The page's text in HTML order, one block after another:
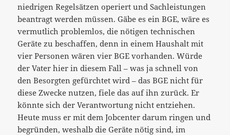
niedrigen Regelsätzen operiert und Sachleistungen
beantragt werden müssen. Gäbe es ein BGE, wäre es
vermutlich problemlos, die nötigen technischen
Geräte zu beschaffen, denn in einem Haushalt mit
vier Personen wären vier BGE vorhanden. Würde
der Vater hier in diesem Fall – was ja schnell von
den Besorgten gefürchtet wird – das BGE nicht für
diese Zwecke nutzen, fiele das auf ihn zurück. Er
könnte sich der Verantwortung nicht entziehen.
Heute muss er mit dem Jobcenter darum ringen und
begründen, weshalb die Geräte nötig sind, im